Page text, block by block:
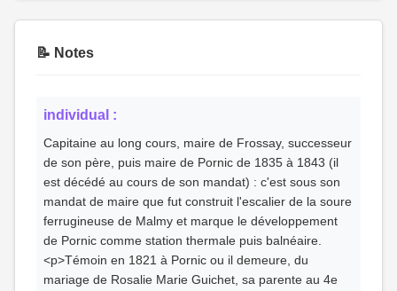
📝 Notes
individual :
Capitaine au long cours, maire de Frossay, successeur
de son père, puis maire de Pornic de 1835 à 1843 (il
est décédé au cours de son mandat) : c'est sous son
mandat de maire que fut construit l'escalier de la soure
ferrugineuse de Malmy et marque le développement
de Pornic comme station thermale puis balnéaire.
<p>Témoin en 1821 à Pornic ou il demeure, du
mariage de Rosalie Marie Guichet, sa parente au 4e